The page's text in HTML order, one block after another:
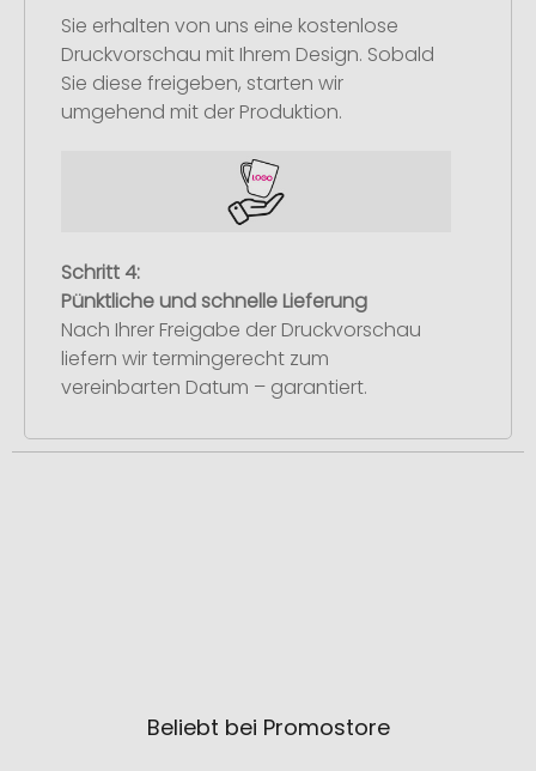
Sie erhalten von uns eine kostenlose
Druckvorschau mit Ihrem Design. Sobald
Sie diese freigeben, starten wir
umgehend mit der Produktion.
Schritt 4:
Pünktliche und schnelle Lieferung
Nach Ihrer Freigabe der Druckvorschau
liefern wir termingerecht zum
vereinbarten Datum – garantiert.
Beliebt bei Promostore